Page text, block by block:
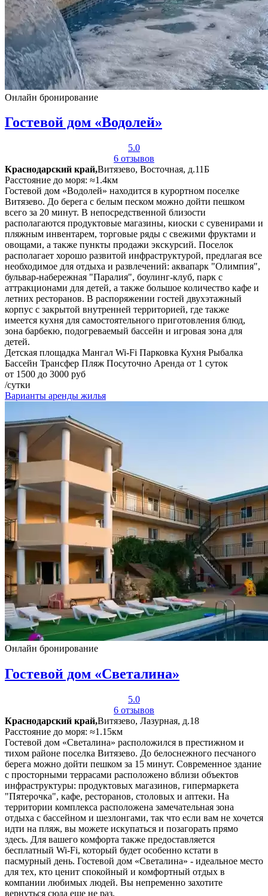
Онлайн бронирование
Гостевой дом «Водолей»
5.0
6 отзывов
Краснодарский край,Витязево, Восточная, д.11Б
Расстояние до моря: ≈1.4км
Гостевой дом «Водолей» находится в курортном поселке
Витязево. До берега с белым песком можно дойти пешком
всего за 20 минут. В непосредственной близости
располагаются продуктовые магазины, киоски с сувенирами и
пляжным инвентарем, торговые ряды с свежими фруктами и
овощами, а также пункты продажи экскурсий. Поселок
располагает хорошо развитой инфраструктурой, предлагая все
необходимое для отдыха и развлечений: аквапарк "Олимпия",
бульвар-набережная "Паралия", боулинг-клуб, парк с
аттракционами для детей, а также большое количество кафе и
летних ресторанов. В распоряжении гостей двухэтажный
корпус с закрытой внутренней территорией, где также
имеется кухня для самостоятельного приготовления блюд,
зона барбекю, подогреваемый бассейн и игровая зона для
детей.
Детская площадка Мангал Wi-Fi Парковка Кухня Рыбалка
Бассейн Трансфер Пляж Посуточно Аренда от 1 суток
от 1500 до 3000 руб
/сутки
Варианты аренды жилья
Онлайн бронирование
Гостевой дом «Светалина»
5.0
6 отзывов
Краснодарский край,Витязево, Лазурная, д.18
Расстояние до моря: ≈1.15км
Гостевой дом «Светалина» расположился в престижном и
тихом районе поселка Витязево. До белоснежного песчаного
берега можно дойти пешком за 15 минут. Современное здание
с просторными террасами расположено вблизи объектов
инфраструктуры: продуктовых магазинов, гипермаркета
"Пятерочка", кафе, ресторанов, столовых и аптеки. На
территории комплекса расположена замечательная зона
отдыха с бассейном и шезлонгами, так что если вам не хочется
идти на пляж, вы можете искупаться и позагорать прямо
здесь. Для вашего комфорта также предоставляется
бесплатный Wi-Fi, который будет особенно кстати в
пасмурный день. Гостевой дом «Светалина» - идеальное место
для тех, кто ценит спокойный и комфортный отдых в
компании любимых людей. Вы непременно захотите
вернуться сюда еще не раз.